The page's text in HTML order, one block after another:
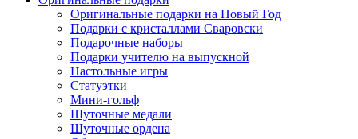
Оригинальные подарки на Новый Год
Подарки с кристаллами Сваровски
Подарочные наборы
Подарки учителю на выпускной
Настольные игры
Статуэтки
Мини-гольф
Шуточные медали
Шуточные ордена